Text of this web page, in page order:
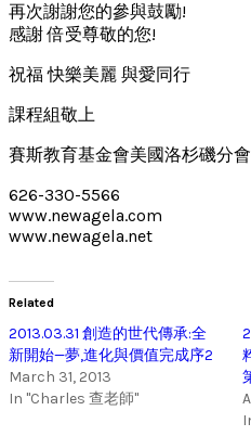
再次謝謝您的參與鼓勵!
感謝 倍受尊敬的您!
祝福 快樂美麗 與愛同行
課程組敬上
賽斯教育基金會美國洛杉磯分會
626-330-5566
www.newagela.com
www.newagela.net
Related
2013.03.31 創造的世代傳承:全
新開始—夢,進化與價值完成序2
March 31, 2013
In "Charles 查老師"